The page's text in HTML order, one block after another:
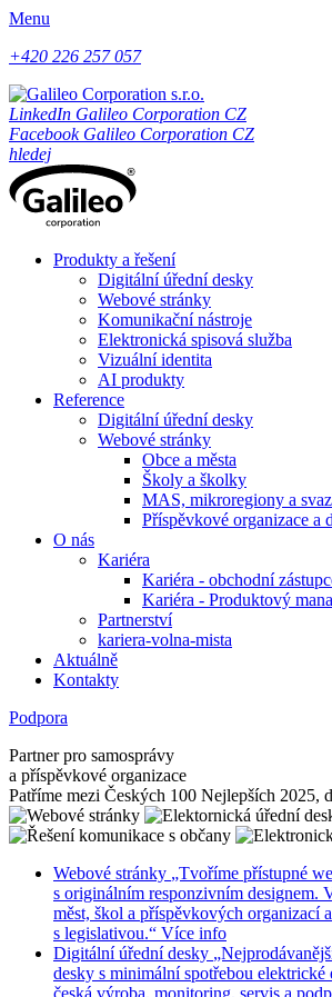
Menu
+420 226 257 057
LinkedIn Galileo Corporation CZ
Facebook Galileo Corporation CZ
hledej
Produkty a řešení
Digitální úřední desky
Webové stránky
Komunikační nástroje
Elektronická spisová služba
Vizuální identita
AI produkty
Reference
Digitální úřední desky
Webové stránky
Obce a města
Školy a školky
MAS, mikroregiony a
Příspěvkové organizace a
O nás
Kariéra
Kariéra - obchodní
Kariéra - Produktový
Partnerství
kariera-volna-mista
Aktuálně
Kontakty
Podpora
Partner pro samosprávy
a příspěvkové organizace
Patříme mezi Českých 100 Nejlepších 2025,
Webové stránky „Tvoříme přístupné
s originálním responzivním designem.
měst, škol a příspěvkových organizací
s legislativou.“ Více info
Digitální úřední desky
desky s minimální spotřebou
česká výroba, monitoring, servis a